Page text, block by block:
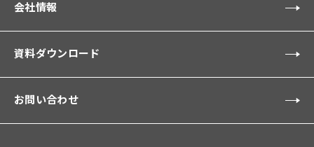
会社情報
資料ダウンロード
お問い合わせ